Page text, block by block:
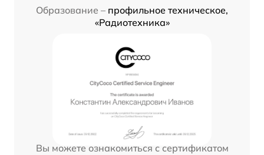
Образование – профильное техническое,
«Радиотехника»
Вы можете ознакомиться с сертификатом